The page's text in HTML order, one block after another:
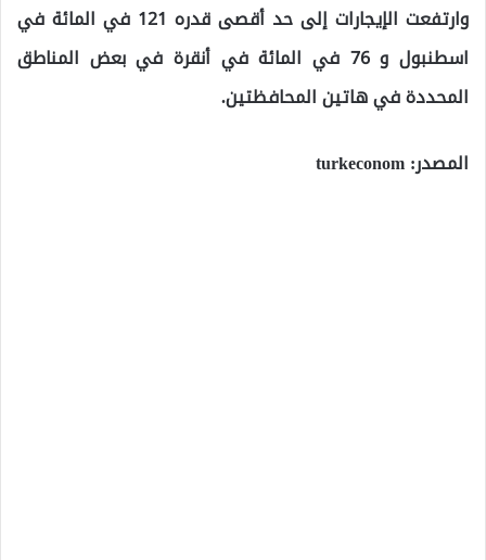
وارتفعت الإيجارات إلى حد أقصى قدره 121 في المائة في
اسطنبول و 76 في المائة في أنقرة في بعض المناطق
المحددة في هاتين المحافظتين.
المصدر: turkeconom